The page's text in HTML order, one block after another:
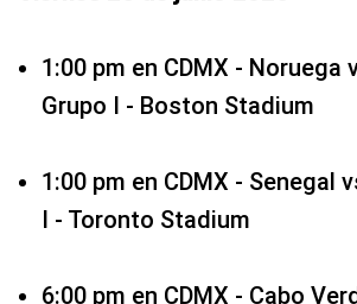
1:00 pm en CDMX - Noruega
Grupo I - Boston Stadium
1:00 pm en CDMX - Senegal
I - Toronto Stadium
6:00 pm en CDMX - Cabo